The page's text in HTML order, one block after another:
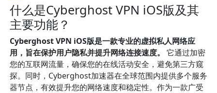
什么是Cyberghost VPN iOS版及其
主要功能？
Cyberghost VPN iOS版是一款专业的虚拟私人网络应
用，旨在保护用户隐私并提升网络连接速度。
它通过加密
您的互联网流量，确保您的在线活动安全，避免第三方窥
探。同时，Cyberghost加速器在全球范围内提供多个服务
器节点，有效提升您的网络速度和稳定性。作为一款广受